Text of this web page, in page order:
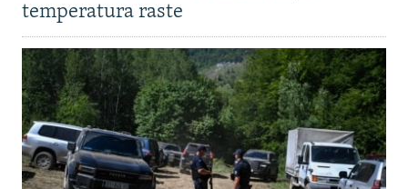
temperatura raste